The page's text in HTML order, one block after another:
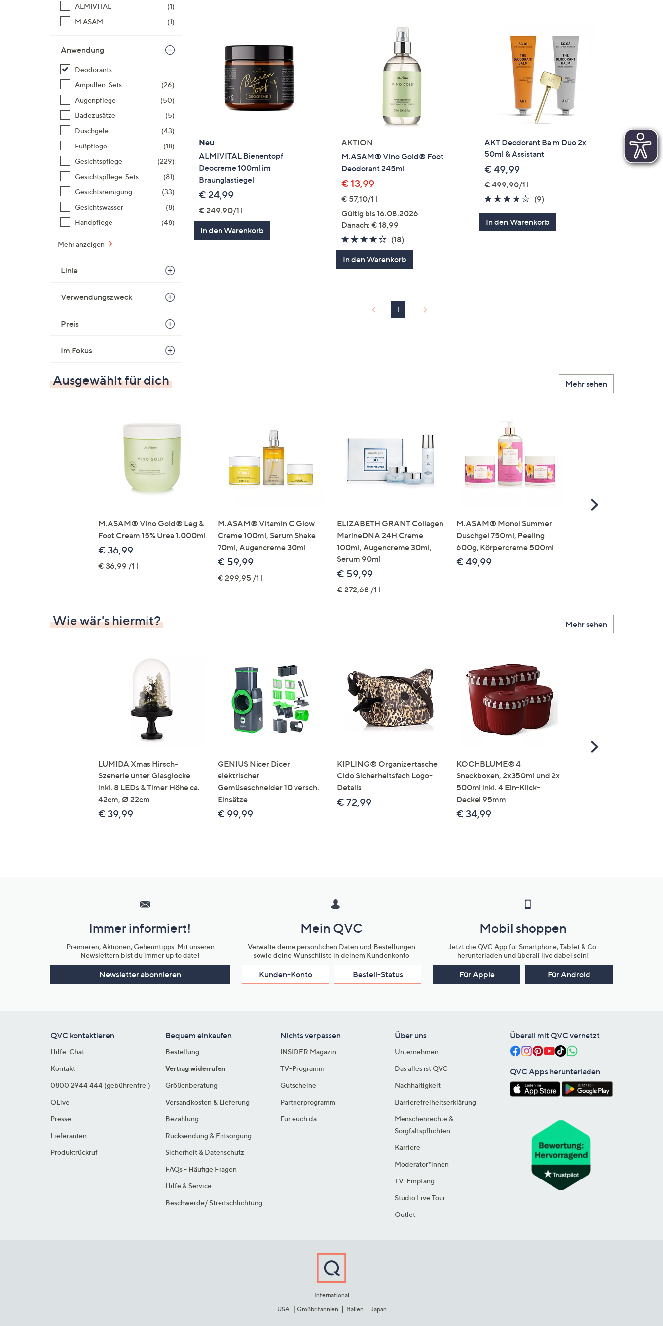
links
bzw.
rechts,
diese
ALMIVITAL
(1)
M.ASAM
(1)
Anwendung
Deodorants
Ampullen-Sets
(26)
Augenpflege
(50)
Badezusätze
(5)
Duschgele
(43)
Fußpflege
(18)
Gesichtspflege
(229)
Gesichtspflege-Sets
(81)
Gesichtsreinigung
(33)
Gesichtswasser
(8)
Handpflege
(48)
Mehr anzeigen
Linie
Verwendungszweck
Preis
Im Fokus
Neu
ALMIVITAL Bienentopf
Deocreme 100ml im
Braunglastiegel
€ 24,99
€ 249,90/1 l
In den Warenkorb
AKTION
M.ASAM® Vino Gold® Foot
Deodorant 245ml
€ 13,99
€ 57,10/1 l
Gültig bis 16.08.2026
Danach: € 18,99
3.9
von
5
(18)
Bewertungen
In den Warenkorb
AKT Deodorant Balm Duo 2x
50ml & Assistant
€ 49,99
€ 499,90/1 l
3.7
5
(9)
In den Warenkorb
1
Ausgewählt für dich Mehr sehen
M.ASAM® Vino Gold® Leg &
Foot Cream 15% Urea 1.000ml
€ 36,99
€ 36,99 /1 l
M.ASAM® Vitamin C Glow
Creme 100ml, Serum Shake
70ml, Augencreme 30ml
€ 59,99
€ 299,95 /1 l
ELIZABETH GRANT Collagen
MarineDNA 24H Creme
100ml, Augencreme 30ml,
Serum 90ml
€ 59,99
€ 272,68 /1 l
M.ASAM® Monoi Summer
Duschgel 750ml, Peeling
600g, Körpercreme 500ml
€ 49,99
Scroll
Wie wär's hiermit? Mehr sehen
LUMIDA Xmas Hirsch-
Szenerie unter Glasglocke
inkl. 8 LEDs & Timer Höhe ca.
42cm, Ø 22cm
€ 39,99
GENIUS Nicer Dicer
elektrischer
Gemüseschneider 10 versch.
Einsätze
€ 99,99
KIPLING® Organizertasche
Cido Sicherheitsfach Logo-
Details
€ 72,99
KOCHBLUME® 4
Snackboxen, 2x350ml und 2x
500ml inkl. 4 Ein-Klick-
Deckel 95mm
€ 34,99
Scroll
Unternehmensinformationen
Immer informiert!
Premieren, Aktionen, Geheimtipps: Mit unseren
Newslettern bist du immer up to date!
Newsletter abonnieren
Mein QVC
Verwalte deine persönlichen Daten und Bestellungen
sowie deine Wunschliste in deinem Kundenkonto
Kunden-Konto Bestell-Status
Mobil shoppen
Jetzt die QVC App für Smartphone, Tablet & Co.
herunterladen und überall live dabei sein!
Für Apple Für Android
QVC kontaktieren
Hilfe-Chat
Kontakt
0800 2944 444 (gebührenfrei)
QLive
Presse
Lieferanten
Produktrückruf
Bequem einkaufen
Bestellung
Vertrag widerrufen
Größenberatung
Versandkosten & Lieferung
Bezahlung
Rücksendung & Entsorgung
Sicherheit & Datenschutz
FAQs - Häufige Fragen
Hilfe & Service
Beschwerde/ Streitschlichtung
Nichts verpassen
INSIDER Magazin
TV-Programm
Gutscheine
Partnerprogramm
Für euch da
Über uns
Unternehmen
Das alles ist QVC
Nachhaltigkeit
Barrierefreiheitserklärung
Menschenrechte &
Sorgfaltspflichten
Karriere
Moderator*innen
TV-Empfang
Studio Live Tour
Outlet
Überall mit QVC vernetzt
QVC Apps herunterladen
International
USA
Großbritannien Italien Japan